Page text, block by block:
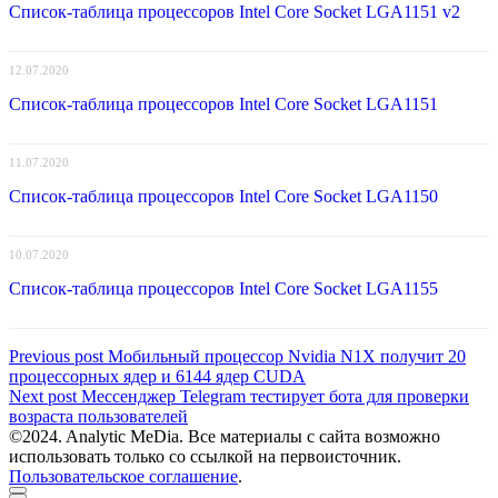
Список-таблица процессоров Intel Core Socket LGA1151 v2
12.07.2020
Список-таблица процессоров Intel Core Socket LGA1151
11.07.2020
Список-таблица процессоров Intel Core Socket LGA1150
10.07.2020
Список-таблица процессоров Intel Core Socket LGA1155
Навигация
по
записям
Previous post Previous
post:
Мобильный процессор Nvidia N1X получит 20
процессорных ядер и 6144 ядер CUDA
Next post Next
post:
Мессенджер Telegram тестирует бота для проверки
возраста пользователей
©2024. Analytic MeDia. Все материалы с сайта возможно
использовать только со ссылкой на первоисточник.
Пользовательское соглашение.